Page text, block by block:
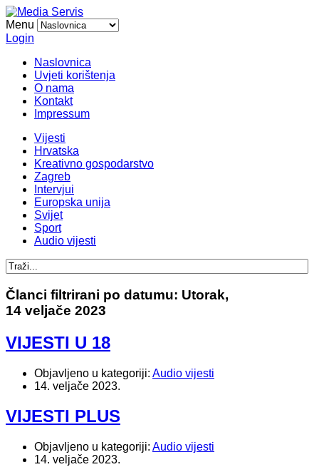
Menu
Login
Naslovnica
Uvjeti korištenja
O nama
Kontakt
Impressum
Vijesti
Hrvatska
Kreativno gospodarstvo
Zagreb
Intervjui
Europska unija
Svijet
Sport
Audio vijesti
Članci filtrirani po datumu: Utorak,
14 veljače 2023
VIJESTI U 18
Objavljeno u kategoriji: Audio vijesti
14. veljače 2023.
VIJESTI PLUS
Objavljeno u kategoriji: Audio vijesti
14. veljače 2023.